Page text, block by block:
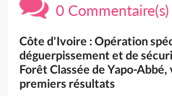
0 Commentaire(s)
Côte d'Ivoire : Opération
déguerpissement et de
Forêt Classée de Yapo-Abbé,
premiers résultats